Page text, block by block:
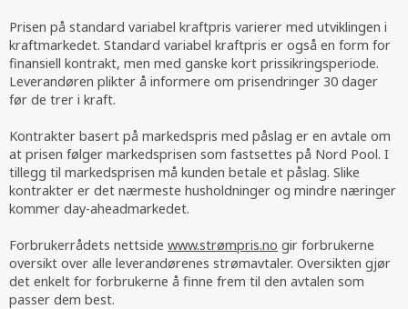
Prisen på standard variabel kraftpris varierer med utviklingen i
kraftmarkedet. Standard variabel kraftpris er også en form for
finansiell kontrakt, men med ganske kort prissikringsperiode.
Leverandøren plikter å informere om prisendringer 30 dager
før de trer i kraft.
Kontrakter basert på markedspris med påslag er en avtale om
at prisen følger markedsprisen som fastsettes på Nord Pool. I
tillegg til markedsprisen må kunden betale et påslag. Slike
kontrakter er det nærmeste husholdninger og mindre næringer
kommer day-aheadmarkedet.
Forbrukerrådets nettside www.strømpris.no gir forbrukerne
oversikt over alle leverandørenes strømavtaler. Oversikten gjør
det enkelt for forbrukerne å finne frem til den avtalen som
passer dem best.